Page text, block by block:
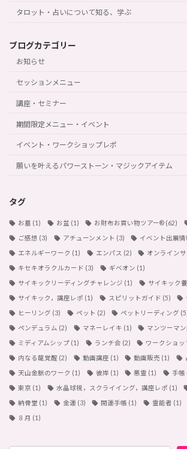
タロット・占いについて知る、学ぶ
ブログカテゴリー
お知らせ
セッションメニュー
講座・セミナー
期間限定メニュー・イベント
イベント・ワークショップレポ
願いを叶えるパワーストーン・マジックアイテム
タグ
お墓 (1) お盆 (1) お財布お買い物ツアー®︎ (62)
ご感想 (3) アチューンメント (3) イベント出展情
エネルギーワーク (1) エンパス (2) オンライン
キセキオラクルカード (3) ギベオン (1)
サイキックリーディングチャレンジ (1) サイキック
サイキック，講座レポ (1) スピリットガイド (5)
ヒーリング (3) ペット (2) ペットリーディング
ペンデュラム (2) マネーレイキ (1) マンツーマ
ミディアムシップ (1) ランチ会 (2) ワークショッ
内なる龍覚醒 (2) 動画講座 (1) 動画販売 (1)
天山金脈のワーク (1) 彼岸 (1) 悪霊 (1) 手帳
東京 (1) 水晶球視，スクライイング，講座レポ (1)
納骨堂 (1) 金運 (3) 開運手帳 (1) 霊能者 (1)
８月 (1)